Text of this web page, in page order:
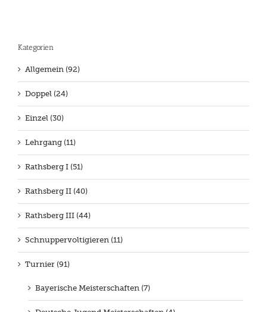
Kategorien
Allgemein (92)
Doppel (24)
Einzel (30)
Lehrgang (11)
Rathsberg I (51)
Rathsberg II (40)
Rathsberg III (44)
Schnuppervoltigieren (11)
Turnier (91)
Bayerische Meisterschaften (7)